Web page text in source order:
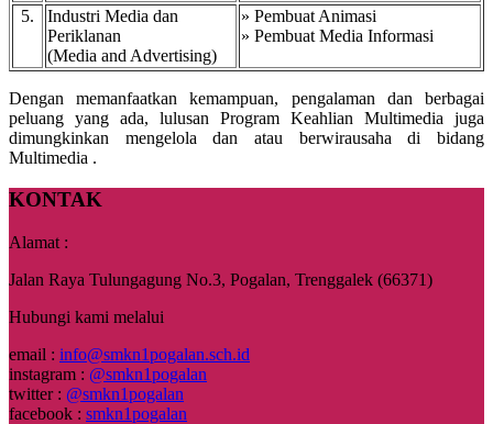
5.
Industri Media dan
Periklanan
(Media and Advertising)
» Pembuat Animasi
» Pembuat Media Informasi
Dengan memanfaatkan kemampuan, pengalaman dan berbagai
peluang yang ada, lulusan Program Keahlian Multimedia juga
dimungkinkan mengelola dan atau berwirausaha di bidang
Multimedia .
KONTAK
Alamat :
Jalan Raya Tulungagung No.3, Pogalan, Trenggalek (66371)
Hubungi kami melalui
email : info@smkn1pogalan.sch.id
instagram : @smkn1pogalan
twitter : @smkn1pogalan
facebook : smkn1pogalan